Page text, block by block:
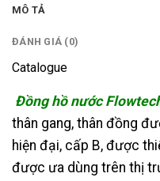
MÔ TẢ
ĐÁNH GIÁ (0)
Catalogue
Đồng hồ nước
thân gang, thân đồng
hiện đại, cấp B, được
được ưa dùng trên thị